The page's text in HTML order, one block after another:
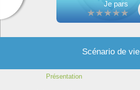
Je pars
Scénario de vie
Présentation